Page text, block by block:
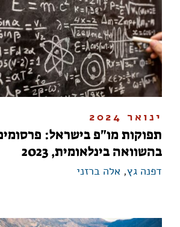
ינואר 2024
תפוקות מו"פ בישראל:
בהשוואה בינלאומית, 2023
דפנה גץ, אלה ברזני